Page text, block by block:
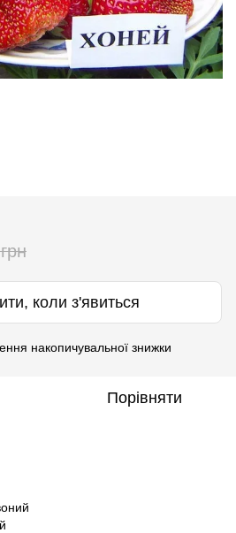
коли з'явиться
накопичувальної знижки
Порівняти